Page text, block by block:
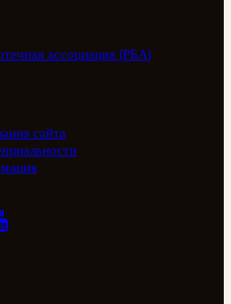
ассоциация (РБА)
сайта